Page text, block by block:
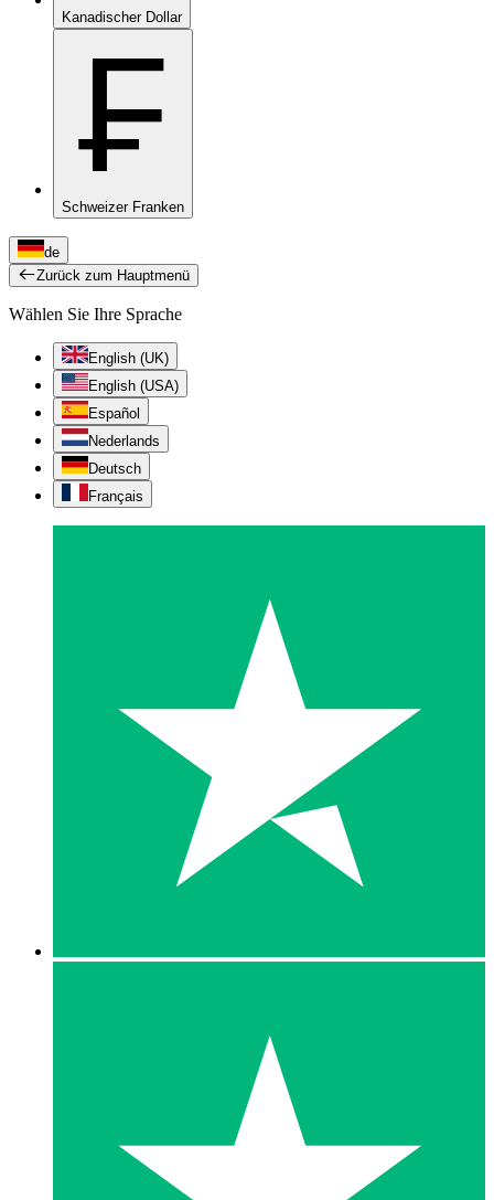
Kanadischer Dollar
₣
Schweizer Franken
de
Zurück zum Hauptmenü
Wählen Sie Ihre Sprache
English (UK)
English (USA)
Español
Nederlands
Deutsch
Français